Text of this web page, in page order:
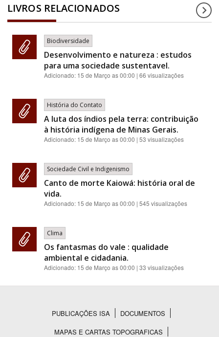
LIVROS RELACIONADOS
Biodiversidade
Desenvolvimento e natureza : estudos
para uma sociedade sustentavel.
Adicionado: 15 de Março as 00:00 | 66 visualizações
História do Contato
A luta dos índios pela terra: contribuição
à história indígena de Minas Gerais.
Adicionado: 15 de Março as 00:00 | 53 visualizações
Sociedade Civil e Indigenismo
Canto de morte Kaiowá: história oral de
vida.
Adicionado: 15 de Março as 00:00 | 545 visualizações
Clima
Os fantasmas do vale : qualidade
ambiental e cidadania.
Adicionado: 15 de Março as 00:00 | 33 visualizações
Rodapé
PUBLICAÇÕES ISA
DOCUMENTOS
MAPAS E CARTAS TOPOGRAFICAS